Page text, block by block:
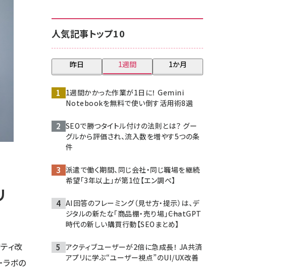
ィ改
ラボの
人気記事トップ10
昨日 1週間 1か月
1週間かかった作業が1日に！ Gemini
Notebookを無料で使い倒す活用術8選
SEOで勝つタイトル付けの法則とは？ グー
グルから評価され、流入数を増やす5つの条
件
派遣で働く期間、同じ会社・同じ職場を継続
希望「3年以上」が第1位【エン調べ】
AI回答のフレーミング（見せ方・提示）は、デ
ジタルの新たな「商品棚・売り場」――ChatGPT
時代の新しい購買行動【SEOまとめ】
アクティブユーザーが2倍に急成長！ JA共済
アプリに学ぶ“ユーザー視点”のUI/UX改善